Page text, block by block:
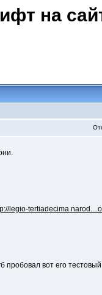
на
legio-
пробовал вот его